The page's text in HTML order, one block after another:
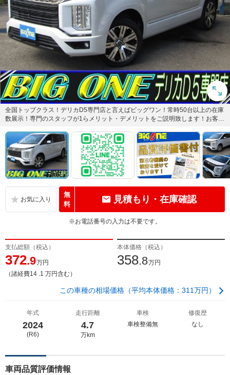
全国トップクラス！デリカD5専門店と言えばビッグワン！常時50台以上の在庫
数展示！専門のスタッフが1らメリット・デメリットをご説明致します！お客様
無
料
見積もり・在庫確認
※お電話番号の入力は不要です。
支払総額（税込）
372.9万円
（諸経費14 .1 万円含む）
本体価格（税込）
358.8万円
この車種の相場価格（平均本体価格：311万円）
年式
2024
(R6)
走行距離
4.7
万km
車検
車検整備無
修復歴
なし
車両品質評価情報